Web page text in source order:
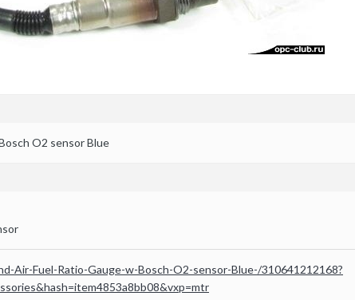
O2 sensor Blue
Air-Fuel-Ratio-Gauge-w-Bosch-O2-sensor-Blue-/310641212168?